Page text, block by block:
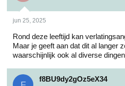
jun 25, 2025
Rond deze leeftijd kan
Maar je geeft aan dat dit al langer
waarschijnlijk ook al diverse
f8BU9dy2gOz5eX34